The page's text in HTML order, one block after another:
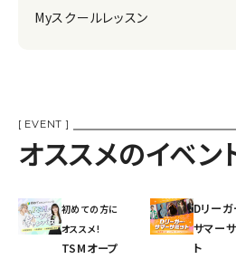
Myスクールレッスン
[ EVENT ]
オススメのイベン
初めての方に
オススメ!
TSMオープ
Dリーガ
サマー
ト